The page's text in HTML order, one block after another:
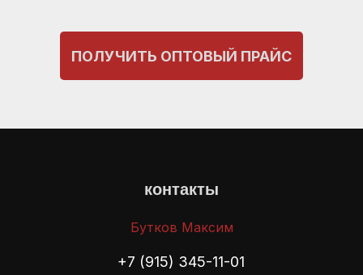
ПОЛУЧИТЬ ОПТОВЫЙ ПРАЙС
контакты
Бутков Максим
+7 (915) 345-11-01